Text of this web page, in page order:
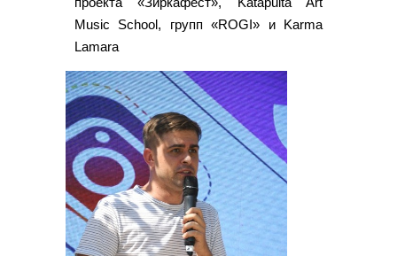
Music School, групп «ROGI» и Karma
Lamara